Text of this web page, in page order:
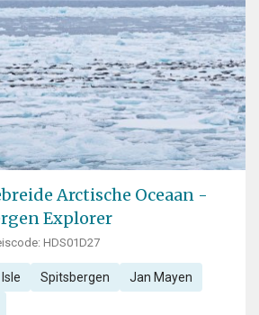
Arctische Oceaan -
Explorer
HDS01D27
Isle Spitsbergen Jan Mayen